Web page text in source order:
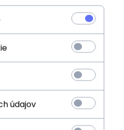
kabelka univerzálna Herisson
HR2202A661
EUR 85,40 EUR
EXTRA38: 41.14 EUR|52%
údajov